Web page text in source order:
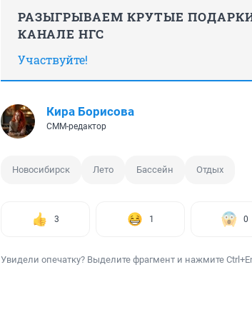
РАЗЫГРЫВАЕМ КРУТЫЕ
КАНАЛЕ НГС
Участвуйте!
Кира Борисова
СММ-редактор
Новосибирск Лето Бассейн Отдых
3 1 0
Увидели опечатку? Выделите фрагмент и нажмите